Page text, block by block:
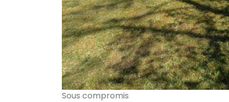
Sous compromis